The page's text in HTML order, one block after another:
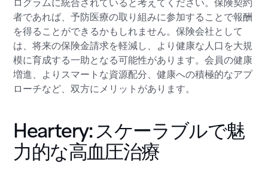
者であれば、予防医療の取り組みに参加することで報酬
を得ることができるかもしれません。保険会社として
は、将来の保険金請求を軽減し、より健康な人口を大規
模に育成する一助となる可能性があります。会員の健康
増進、よりスマートな資源配分、健康への積極的なアプ
ローチなど、双方にメリットがあります。
Heartery: スケーラブルで魅
力的な高血圧治療